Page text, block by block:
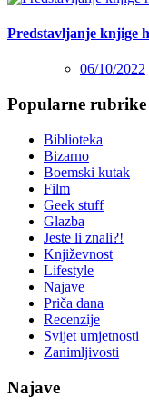
Predstavljanje knjige
06/10/2022
Popularne rubrike
Biblioteka
Bizarno
Boemski kutak
Film
Geek stuff
Glazba
Jeste li znali?!
Književnost
Lifestyle
Najave
Priča dana
Recenzije
Svijet umjetnosti
Zanimljivosti
Najave